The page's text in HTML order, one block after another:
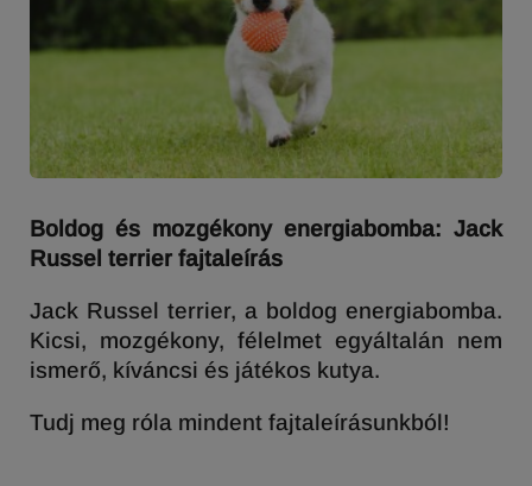
Boldog és mozgékony energiabomba: Jack
Russel terrier fajtaleírás
Jack Russel terrier, a boldog energiabomba.
Kicsi, mozgékony, félelmet egyáltalán nem
ismerő, kíváncsi és játékos kutya.
Tudj meg róla mindent fajtaleírásunkból!